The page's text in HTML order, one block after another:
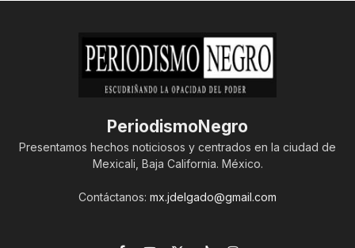
PeriodismoNegro
Presentamos hechos noticiosos y centrados en la ciudad de
Mexicali, Baja California. México.
Contáctanos: mx.jdelgado@gmail.com